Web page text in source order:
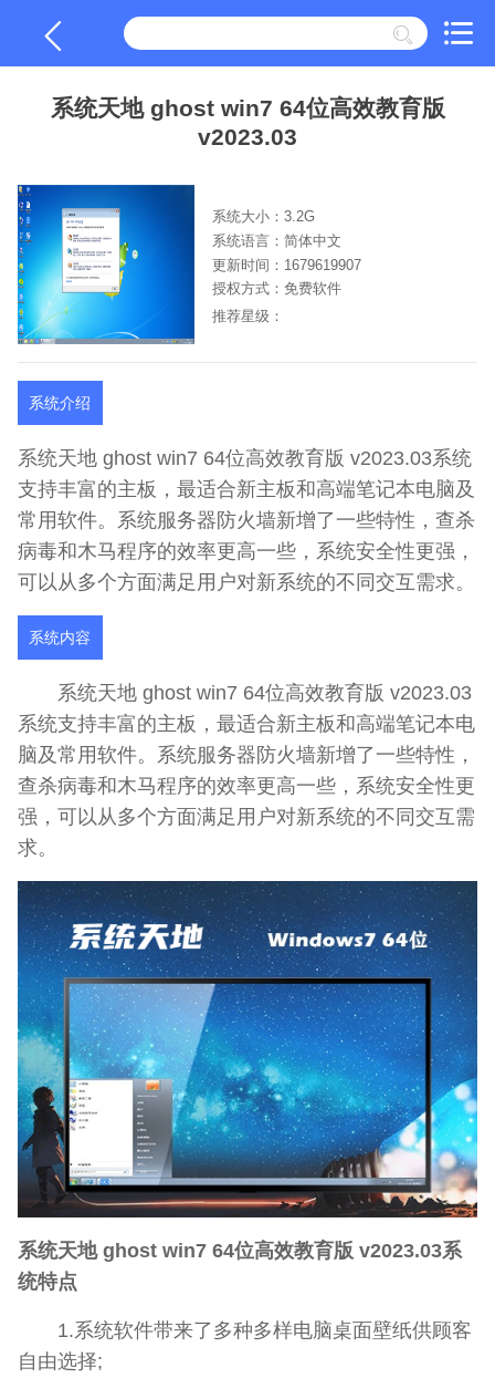
系统天地 ghost win7 64位高效教育版
v2023.03
系统大小：3.2G
系统语言：简体中文
更新时间：1679619907
授权方式：免费软件
推荐星级：
系统介绍
系统天地 ghost win7 64位高效教育版 v2023.03系统
支持丰富的主板，最适合新主板和高端笔记本电脑及
常用软件。系统服务器防火墙新增了一些特性，查杀
病毒和木马程序的效率更高一些，系统安全性更强，
可以从多个方面满足用户对新系统的不同交互需求。
系统内容
系统天地 ghost win7 64位高效教育版 v2023.03
系统支持丰富的主板，最适合新主板和高端笔记本电
脑及常用软件。系统服务器防火墙新增了一些特性，
查杀病毒和木马程序的效率更高一些，系统安全性更
强，可以从多个方面满足用户对新系统的不同交互需
求。
系统天地 ghost win7 64位高效教育版 v2023.03系
统特点
1.系统软件带来了多种多样电脑桌面壁纸供顾客
自由选择;